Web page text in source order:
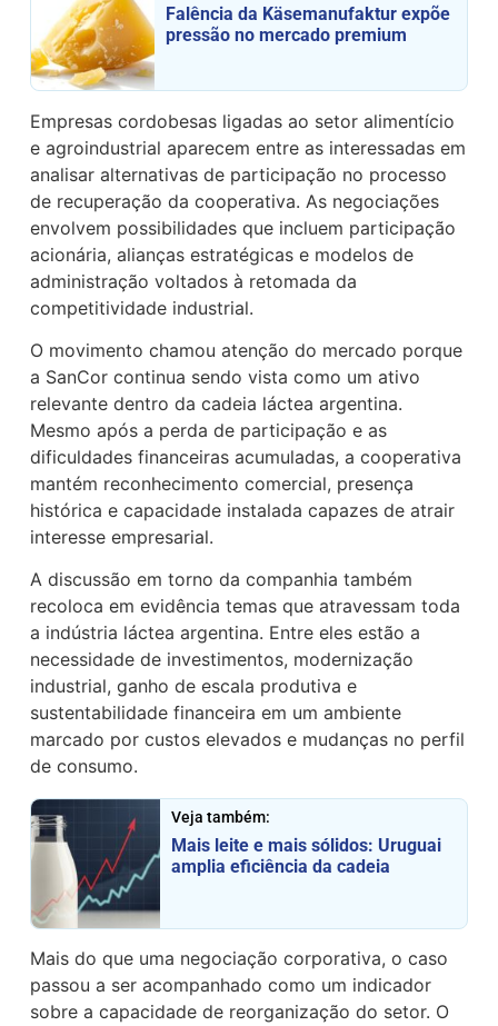
Falência da Käsemanufaktur expõe
pressão no mercado premium
Empresas cordobesas ligadas ao setor alimentício
e agroindustrial aparecem entre as interessadas em
analisar alternativas de participação no processo
de recuperação da cooperativa. As negociações
envolvem possibilidades que incluem participação
acionária, alianças estratégicas e modelos de
administração voltados à retomada da
competitividade industrial.
O movimento chamou atenção do mercado porque
a SanCor continua sendo vista como um ativo
relevante dentro da cadeia láctea argentina.
Mesmo após a perda de participação e as
dificuldades financeiras acumuladas, a cooperativa
mantém reconhecimento comercial, presença
histórica e capacidade instalada capazes de atrair
interesse empresarial.
A discussão em torno da companhia também
recoloca em evidência temas que atravessam toda
a indústria láctea argentina. Entre eles estão a
necessidade de investimentos, modernização
industrial, ganho de escala produtiva e
sustentabilidade financeira em um ambiente
marcado por custos elevados e mudanças no perfil
de consumo.
Veja também:
Mais leite e mais sólidos: Uruguai
amplia eficiência da cadeia
Mais do que uma negociação corporativa, o caso
passou a ser acompanhado como um indicador
sobre a capacidade de reorganização do setor. O